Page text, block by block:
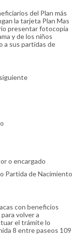
del Plan más
la tarjeta Plan Mas
presentar fotocopia
y de los niños
a sus partidas de
o encargado
Partida de Nacimiento
con beneficios
volver a
el trámite lo
8 entre paseos 109